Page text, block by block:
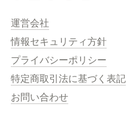
運営会社
情報セキュリティ方針
プライバシーポリシー
特定商取引法に基づく表記
お問い合わせ